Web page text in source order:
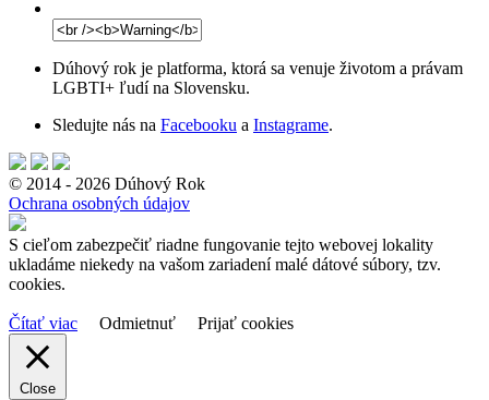
Dúhový rok je platforma, ktorá sa venuje životom a právam
LGBTI+ ľudí na Slovensku.
Sledujte nás na Facebooku a Instagrame.
© 2014 - 2026 Dúhový Rok
Ochrana osobných údajov
S cieľom zabezpečiť riadne fungovanie tejto webovej lokality
ukladáme niekedy na vašom zariadení malé dátové súbory, tzv.
cookies.
Čítať viac Odmietnuť Prijať cookies
Close